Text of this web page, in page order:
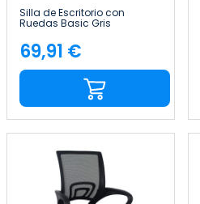
Silla de Escritorio con
Ruedas Basic Gris
Home
Precio
69,91 €